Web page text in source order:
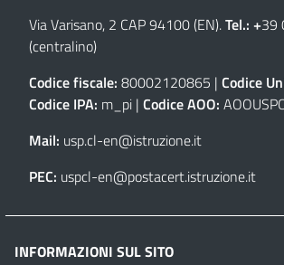
Via Varisano, 2 CAP 94100 (EN).Tel.: +39
(centralino)
Codice fiscale: 80002120865 | Codice
Codice IPA: m_pi | Codice AOO:
Mail: usp.cl-en@istruzione.it
PEC: uspcl-en@postacert.istruzione.it
INFORMAZIONI SUL SITO